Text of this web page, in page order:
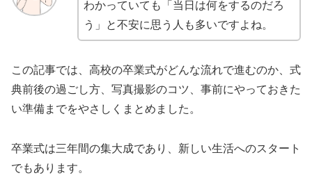
わかっていても「当日は何をするのだろ
う」と不安に思う人も多いですよね。
この記事では、高校の卒業式がどんな流れで進むのか、式
典前後の過ごし方、写真撮影のコツ、事前にやっておきた
い準備までをやさしくまとめました。
卒業式は三年間の集大成であり、新しい生活へのスタート
でもあります。